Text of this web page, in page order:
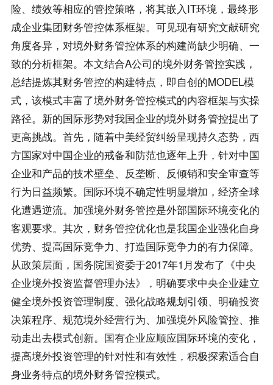
险、绩效等相应的管控策略，将其嵌入IT环境，最终形
成企业集团财务管控体系框架。可见现有研究文献研究
角度各异，对境外财务管控体系的构建尚缺少明确、一
致的分析框架。本文结合A公司的境外财务管控实践，
总结提炼其财务管控的构建特点，即自创的MODEL模
式，该模式丰富了境外财务管控模式的内容框架与实操
路径。新的国际形势对我国企业的境外财务管控提出了
更高挑战。首先，随着中美经贸纠纷呈现持久态势，西
方国家对中国企业的戒备和防范也逐年上升，针对中国
企业和产品的技术壁垒、反垄断、反倾销和安全审查等
行为日益频繁。国际环境不确定性明显增加，经济全球
化遭遇逆流。加强境外财务管控是外部国际环境变化的
客观要求。其次，财务管控优化也是我国企业强化自身
优势、提高国际竞争力、打造国际竞争力的有力保障。
从政策层面，国务院国资委于2017年1月发布了《中央
企业境外投资监督管理办法》，明确要求中央企业建立
健全境外投资管理制度、强化战略规划引领、明确投资
决策程序、规范境外经营行为、加强境外风险管控、推
动走出去模式创新。国有企业应顺应国际环境的变化，
提高境外投资管理的针对性和有效性，积极探索适合自
身业务特点的境外财务管控模式。